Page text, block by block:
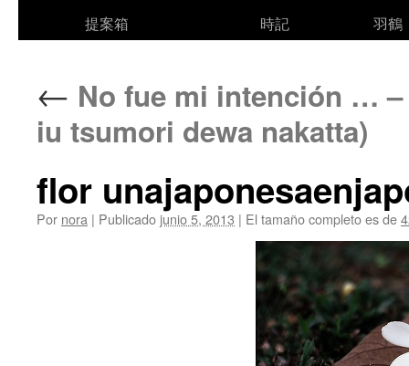
提案箱
時記
羽鶴
← No fue mi intención … –
iu tsumori dewa nakatta)
flor
Por nora | Publicado junio 5, 2013 | El tamaño completo es de